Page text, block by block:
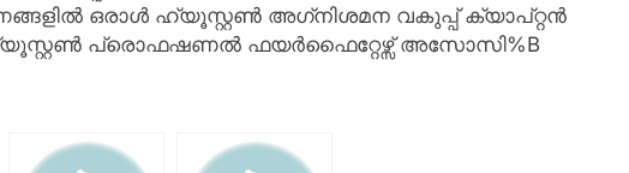
ഒരാള്‍ ഹ്യൂസ്റ്റണ്‍ അഗ്‌നിശമന വകുപ്പ് ക്യാപ്റ്റന്‍
പ്രൊഫഷണല്‍ ഫയര്‍ഫൈറ്റേഴ്സ് അസോസി%B